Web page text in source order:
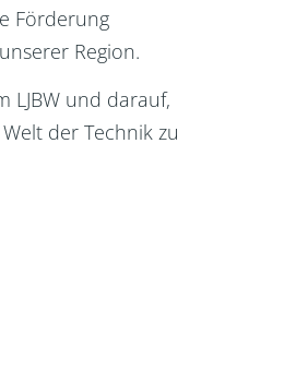
Förderung
Region.
LJBW und darauf,
der Technik zu